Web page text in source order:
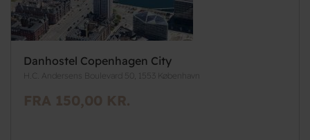
Danhostel Copenhagen City
H.C. Andersens Boulevard 50, 1553 København
FRA 150,00 KR.